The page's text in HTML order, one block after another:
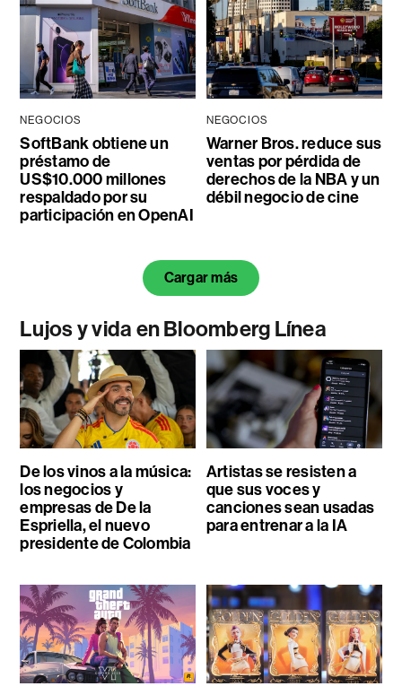
NEGOCIOS
SoftBank obtiene un
préstamo de
US$10.000 millones
respaldado por su
participación en OpenAI
NEGOCIOS
Warner Bros. reduce sus
ventas por pérdida de
derechos de la NBA y un
débil negocio de cine
Cargar más
Lujos y vida en Bloomberg Línea
De los vinos a la música:
los negocios y
empresas de De la
Espriella, el nuevo
presidente de Colombia
Artistas se resisten a
que sus voces y
canciones sean usadas
para entrenar a la IA